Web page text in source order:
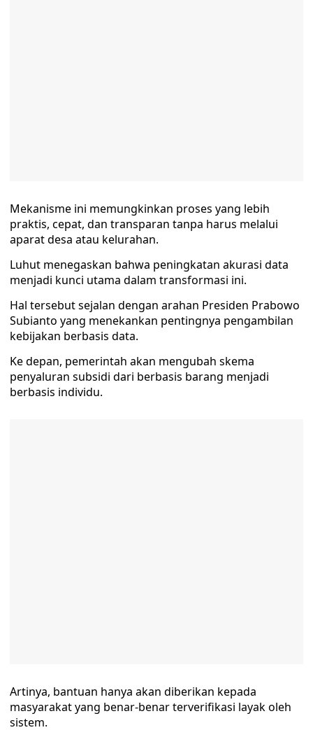
Mekanisme ini memungkinkan proses yang lebih
praktis, cepat, dan transparan tanpa harus melalui
aparat desa atau kelurahan.
Luhut menegaskan bahwa peningkatan akurasi data
menjadi kunci utama dalam transformasi ini.
Hal tersebut sejalan dengan arahan Presiden Prabowo
Subianto yang menekankan pentingnya pengambilan
kebijakan berbasis data.
Ke depan, pemerintah akan mengubah skema
penyaluran subsidi dari berbasis barang menjadi
berbasis individu.
Artinya, bantuan hanya akan diberikan kepada
masyarakat yang benar-benar terverifikasi layak oleh
sistem.